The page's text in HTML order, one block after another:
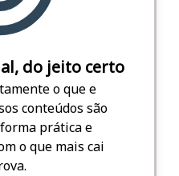
do jeito certo
o que e
conteúdos são
prática e
o que mais cai